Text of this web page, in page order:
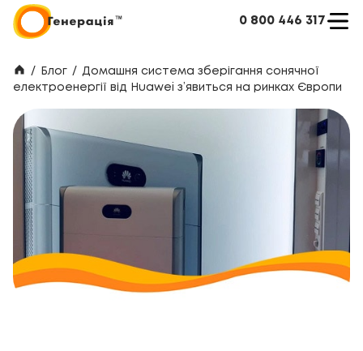
0 800 446 317
/ Блог /
Домашня система зберігання сонячної
електроенергії від Huawei з’явиться на ринках Європи